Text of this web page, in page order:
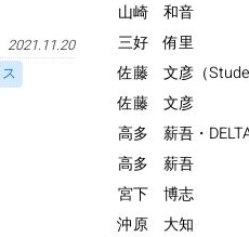
2021.11.20
山崎 和音
三好 侑里
佐藤 文彦（
佐藤 文彦
高多 薪吾・
高多 薪吾
宮下 博志
沖原 大知